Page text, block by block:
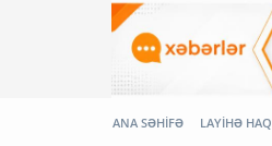
ANA SƏHİFƏ LAYİHƏ